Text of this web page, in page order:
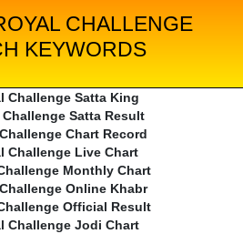
CHALLENGE
KEYWORDS
Challenge Satta King
Challenge Satta Result
Chart Record
Challenge Live Chart
Monthly Chart
Online Khabr
Official Result
Challenge Jodi Chart